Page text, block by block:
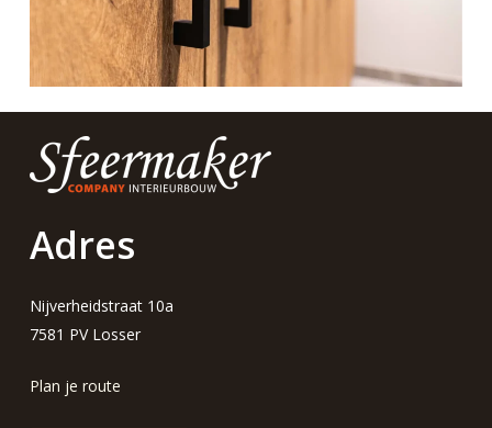
Adres
Nijverheidstraat 10a
7581 PV Losser
Plan je route